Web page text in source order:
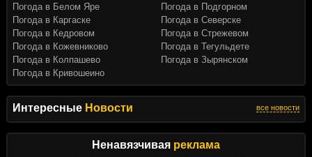
Интересные Новости все новости
Ненавязчивая реклама
Погода в Белом Яре
Погода в Каргаске
Погода в Кедровом
Погода в Кожевниково
Погода в Колпашево
Погода в Кривошеино
Погода в Подгорном
Погода в Северске
Погода в Стрежевом
Погода в Тегульдете
Погода в Зырянском